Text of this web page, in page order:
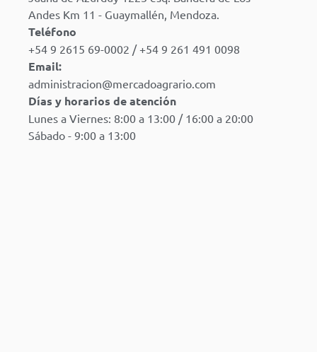
Andes Km 11 - Guaymallén, Mendoza.
Teléfono
+54 9 2615 69-0002 / +54 9 261 491 0098
Email:
administracion@mercadoagrario.com
Días y horarios de atención
Lunes a Viernes: 8:00 a 13:00 / 16:00 a 20:00
Sábado - 9:00 a 13:00